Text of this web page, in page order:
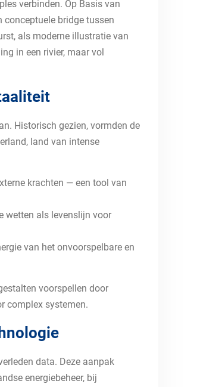
verbinden. Op Basis van
bridge tussen
als moderne illustratie van
in een rivier, maar vol
Historisch gezien, vormden de
land van intense
krachten — een tool van
wetten als levenslijn voor
van het onvoorspelbare en
voorspellen door
complex systemen.
data. Deze aanpak
energiebeheer, bij